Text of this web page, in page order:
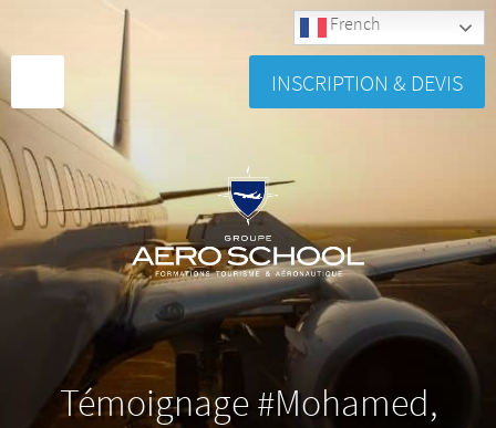
INSCRIPTION & DEVIS
Témoignage #Mohamed,
French